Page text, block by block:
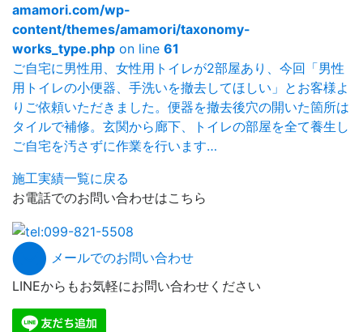
amamori.com/wp-
content/themes/amamori/taxonomy-
works_type.php on line 61
ご自宅に男性用、女性用トイレが2部屋あり、今回「男性
用トイレの小便器、手洗いを撤去してほしい」とお客様よ
りご依頼いただきました。便器を撤去後穴の開いた箇所は
タイルで補修。玄関から廊下、トイレの部屋を全て養生し
ご自宅を汚さずに作業を行います…
施工実績一覧に戻る
お電話でのお問い合わせはこちら
メールでのお問い合わせ
LINEからもお気軽にお問い合わせください